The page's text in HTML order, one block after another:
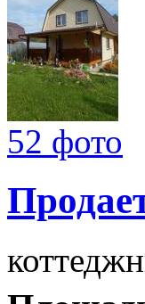
52 фото